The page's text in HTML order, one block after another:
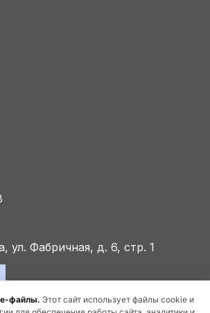
файлы. Этот сайт использует файлы cookie и
ул. Фабричная, д. 6, стр. 1